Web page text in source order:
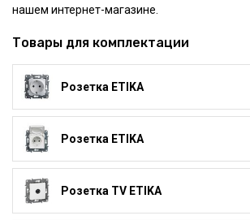
нашем интернет-магазине.
Товары для комплектации
Розетка ETIKA
Розетка ETIKA
Розетка TV ETIKA